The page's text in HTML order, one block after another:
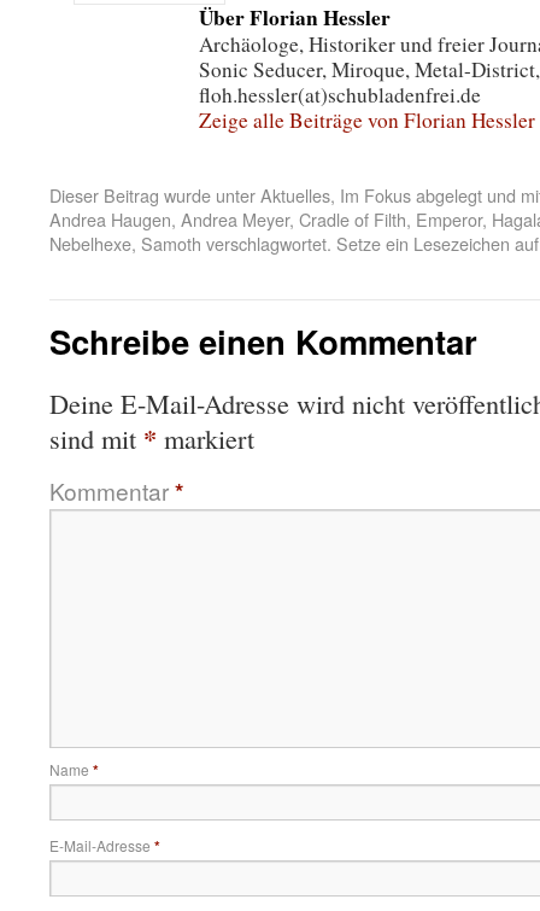
Über Florian Hessler
Archäologe, Historiker und freier
Sonic Seducer, Miroque, Metal-
floh.hessler(at)schubladenfrei.de
Zeige alle Beiträge von Florian Hessler
Dieser Beitrag wurde unterAktuelles, Im Fokusabgelegt und
Andrea Haugen, Andrea Meyer, Cradle of Filth, Emperor,
Nebelhexe, Samoth verschlagwortet. Setze ein Lesezeichen
Schreibe einen Kommentar
Deine E-Mail-Adresse wird nicht
sind mit * markiert
Kommentar*
Name *
E-Mail-Adresse *